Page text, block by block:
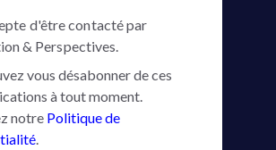
d'être contacté par
& Perspectives.
vous désabonner de ces
à tout moment.
notre Politique de
.